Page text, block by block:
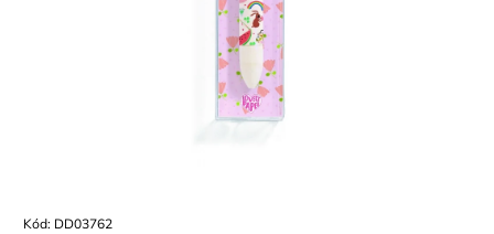
Kód: DD03762